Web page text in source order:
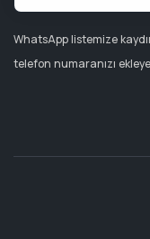
WhatsApp listemize
telefon numaranızı